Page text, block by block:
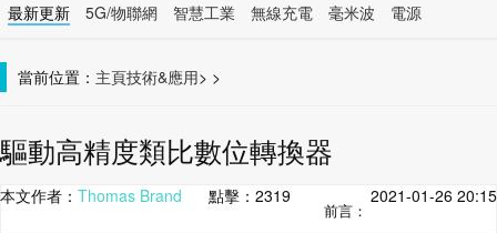
最新更新 5G/物聯網 智慧工業 無線充電 毫米波
電源
當前位置： 主頁 >
技術&應用 >
驅動高精度類比數位轉換器
本文作者： Thomas Brand 點擊： 2319 2021-01-26 20:15
前言：